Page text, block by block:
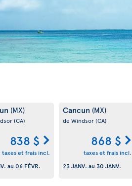
(MX)
(CA)
838 $
taxes et frais incl.
au 06 FÉVR.
Cancun (MX)
de Windsor(CA)
868 $
taxes et frais incl.
23 JANV. au 30 JANV.